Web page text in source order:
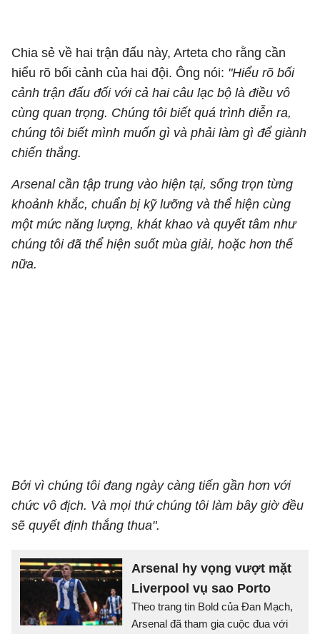
Chia sẻ về hai trận đấu này, Arteta cho rằng cần
hiểu rõ bối cảnh của hai đội. Ông nói: "Hiểu rõ bối
cảnh trận đấu đối với cả hai câu lạc bộ là điều vô
cùng quan trọng. Chúng tôi biết quá trình diễn ra,
chúng tôi biết mình muốn gì và phải làm gì để giành
chiến thắng.
Arsenal cần tập trung vào hiện tại, sống trọn từng
khoảnh khắc, chuẩn bị kỹ lưỡng và thể hiện cùng
một mức năng lượng, khát khao và quyết tâm như
chúng tôi đã thể hiện suốt mùa giải, hoặc hơn thế
nữa.
Bởi vì chúng tôi đang ngày càng tiến gần hơn với
chức vô địch. Và mọi thứ chúng tôi làm bây giờ đều
sẽ quyết định thắng thua".
Arsenal hy vọng vượt mặt
Liverpool vụ sao Porto
Theo trang tin Bold của Đan Mạch,
Arsenal đã tham gia cuộc đua với